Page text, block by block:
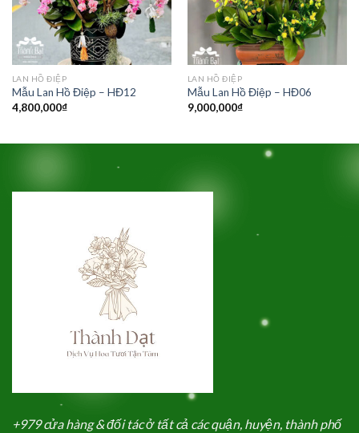
LAN HỒ ĐIỆP
Mẫu Lan Hồ Điệp – HĐ12
4,800,000₫
LAN HỒ ĐIỆP
Mẫu Lan Hồ Điệp – HĐ06
9,000,000₫
+979 cửa hàng & đối tác ở tất cả các quận, huyện, thành phố